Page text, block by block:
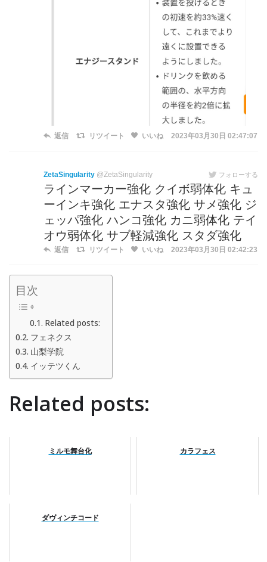
返信 リツイート いいね 2023年03月30日 02:47:07
ZetaSingularity @ZetaSingularity フォローする
ラインマーカー強化 クイボ弱体化 キュ
ーインキ強化 エナスタ強化 サメ強化 ジ
ェッパ強化 ハンコ強化 カニ弱体化 テイ
オウ弱体化 サブ軽減強化 スタダ強化
返信 リツイート いいね 2023年03月30日 02:42:23
目次
Related posts:
フェネクス
山梨学院
イッテツくん
Related posts:
ミルモ舞台化 カラフェス
ダヴィンチコード